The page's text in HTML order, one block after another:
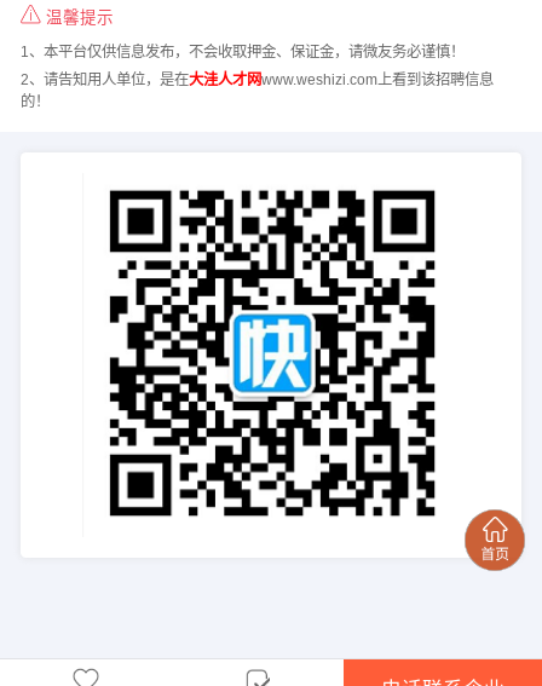
温馨提示
1、本平台仅供信息发布，不会收取押金、保证金，请微友务必谨慎！
2、请告知用人单位，是在大洼人才网www.weshizi.com上看到该招聘信息
的！